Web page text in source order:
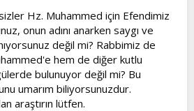
Hz. Muhammed için Efendimiz
onun adını anarken saygı ve
değil mi? Rabbimiz de
hem de diğer kutlu
bulunuyor değil mi? Bu
umarım biliyorsunuzdur.
araştırın lütfen.